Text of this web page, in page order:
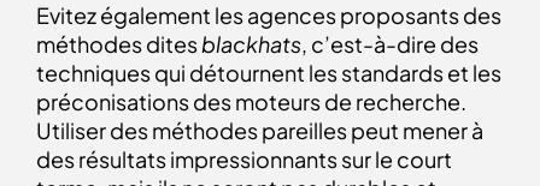
Evitez également les agences proposants des
méthodes ditesblackhats, c’est-à-dire des
techniques qui détournent les standards et les
préconisations des moteurs de recherche.
Utiliser des méthodes pareilles peut mener à
des résultats impressionnants sur le court